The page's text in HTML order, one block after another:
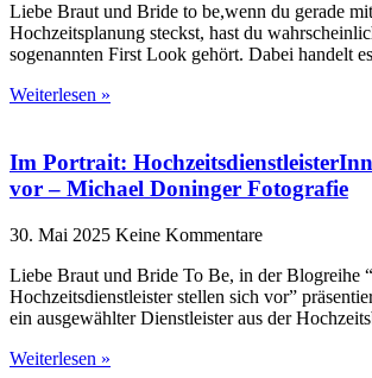
Liebe Braut und Bride to be,wenn du gerade
Hochzeitsplanung steckst, hast du
sogenannten First Look gehört. Dabei handelt es
Weiterlesen »
Im Portrait:
vor – Michael Doninger Fotografie
30. Mai 2025 Keine Kommentare
Liebe Braut und Bride To Be, in der Blogreihe
Hochzeitsdienstleister stellen sich vor”
ein ausgewählter Dienstleister aus der
Weiterlesen »